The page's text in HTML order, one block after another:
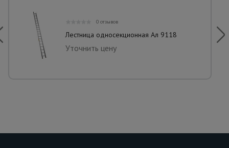
0 отзывов
Лестница односекционная Ал 9118
Уточнить цену